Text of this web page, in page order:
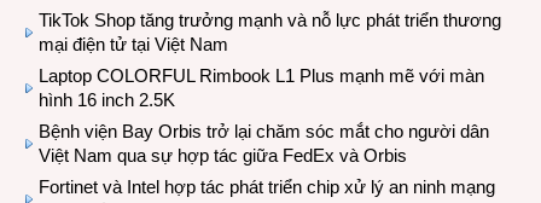
TikTok Shop tăng trưởng mạnh và nỗ lực phát triển thương
mại điện tử tại Việt Nam
Laptop COLORFUL Rimbook L1 Plus mạnh mẽ với màn
hình 16 inch 2.5K
Bệnh viện Bay Orbis trở lại chăm sóc mắt cho người dân
Việt Nam qua sự hợp tác giữa FedEx và Orbis
Fortinet và Intel hợp tác phát triển chip xử lý an ninh mạng